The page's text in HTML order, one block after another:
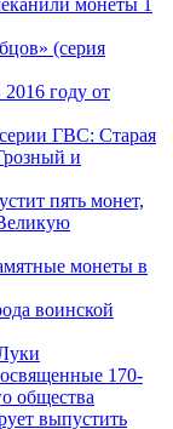
(серия
году от
ГВС: Старая
и
пять монет,
монеты в
воинской
170-
общества
выпустить